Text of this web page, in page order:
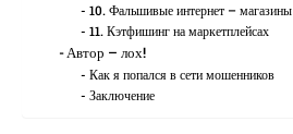
10. Фальшивые интернет – магазины
11. Кэтфишинг на маркетплейсах
Автор – лох!
Как я попался в сети мошенников
Заключение